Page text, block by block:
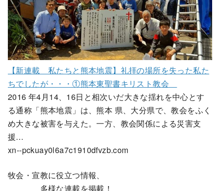
【新連載 私たちと熊本地震】礼拝の場所を失った私た
ちでしたが・・・①熊本東聖書キリスト教会
2016 年4月14、16日と相次いだ大きな揺れを中心とす
る通称「熊本地震」は、熊本 県、大分県で、教会をふく
め大きな被害を与えた。一方、教会関係による災害支
援…
xn--pckuay0l6a7c1910dfvzb.com
牧会・宣教に役立つ情報、
多様な連載を掲載！